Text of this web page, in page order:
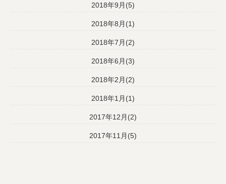
2018年9月(5)
2018年8月(1)
2018年7月(2)
2018年6月(3)
2018年2月(2)
2018年1月(1)
2017年12月(2)
2017年11月(5)